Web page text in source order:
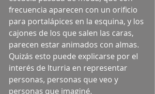
frecuencia aparecen con un orificio
para portalápices en la esquina, y los
cajones de los que salen las caras,
parecen estar animados con almas.
Quizás esto puede explicarse por el
interés de Iturria en representar
personas, personas que veo y
personas que imaginé.